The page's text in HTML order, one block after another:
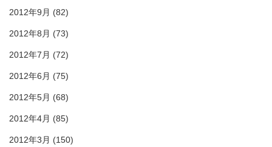
2012年9月 (82)
2012年8月 (73)
2012年7月 (72)
2012年6月 (75)
2012年5月 (68)
2012年4月 (85)
2012年3月 (150)